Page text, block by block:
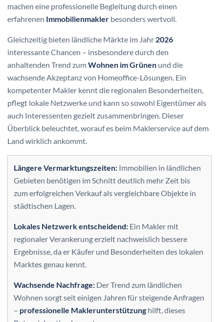
machen eine professionelle Begleitung durch einen
erfahrenen Immobilienmakler besonders wertvoll.
Gleichzeitig bieten ländliche Märkte im Jahr 2026
interessante Chancen – insbesondere durch den
anhaltenden Trend zumWohnen im Grünen und die
wachsende Akzeptanz von Homeoffice-Lösungen. Ein
kompetenter Makler kennt die regionalen Besonderheiten,
pflegt lokale Netzwerke und kann so sowohl Eigentümer als
auch Interessenten gezielt zusammenbringen. Dieser
Überblick beleuchtet, worauf es beim Maklerservice auf dem
Land wirklich ankommt.
Längere Vermarktungszeiten: Immobilien in ländlichen
Gebieten benötigen im Schnitt deutlich mehr Zeit bis
zum erfolgreichen Verkauf als vergleichbare Objekte in
städtischen Lagen.
Lokales Netzwerk entscheidend: Ein Makler mit
regionaler Verankerung erzielt nachweislich bessere
Ergebnisse, da er Käufer und Besonderheiten des lokalen
Marktes genau kennt.
Wachsende Nachfrage: Der Trend zum ländlichen
Wohnen sorgt seit einigen Jahren für steigende Anfragen
– professionelle Maklerunterstützung hilft, dieses